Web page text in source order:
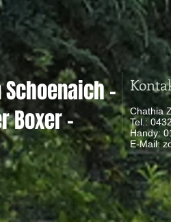
Schoenaich -
Boxer -
Chathia
Tel.:
Handy:
​ E-Mail: